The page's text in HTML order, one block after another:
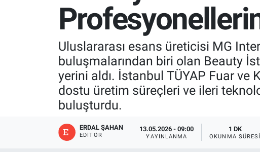
Uluslararası esans üreticisi MG
buluşmalarından biri olan Beauty
yerini aldı. İstanbul TÜYAP Fuar
dostu üretim süreçleri ve ileri
buluşturdu.
ERDAL ŞAHAN
EDITÖR
13.05.2026 - 09:00
YAYINLANMA
1 DK
OKUNMA SÜRESI